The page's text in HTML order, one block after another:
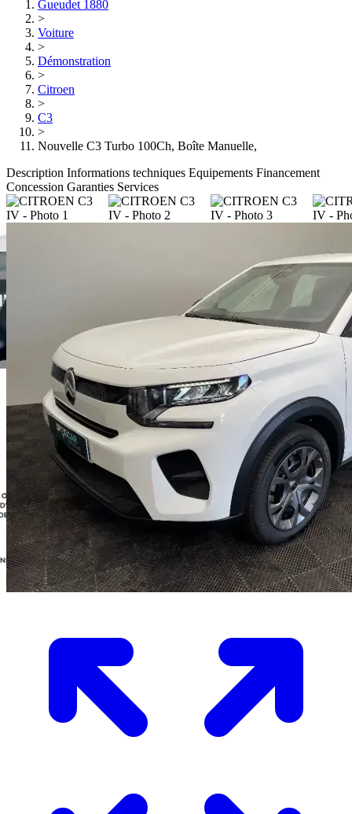
Gueudet 1880
>
Voiture
>
Démonstration
>
Citroen
>
C3
>
Nouvelle C3 Turbo 100Ch, Boîte Manuelle,
Description Informations techniques Equipements Financement
Concession Garanties Services